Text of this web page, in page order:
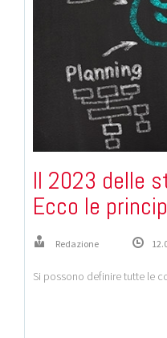
Il 2023 delle
Ecco le
Redazione
Si possono definire tutte le